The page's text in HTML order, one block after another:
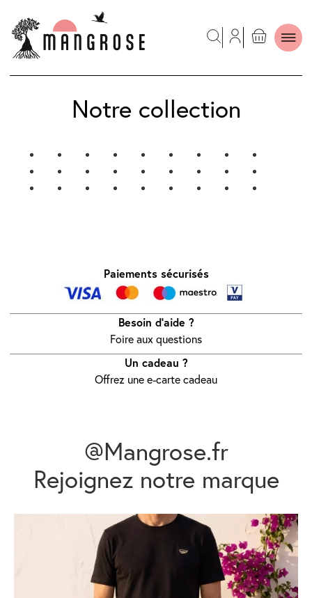
Notre collection
Paiements sécurisés
Besoin d’aide ?
Foire aux questions
Un cadeau ?
Offrez une e-carte cadeau
@Mangrose.fr
Rejoignez notre marque